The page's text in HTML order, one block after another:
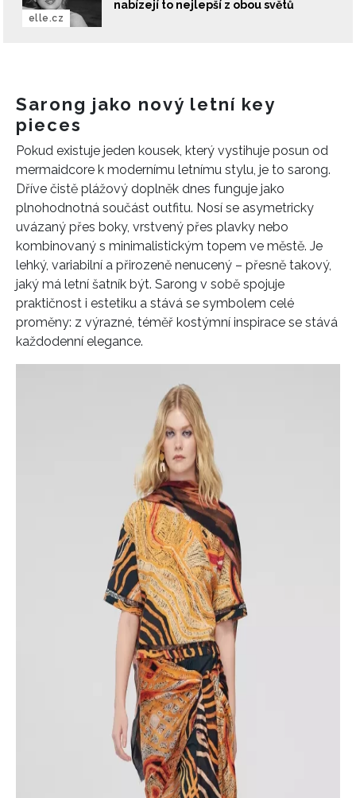
nabízejí to nejlepší z obou světů
elle.cz
Sarong jako nový letní key
pieces
Pokud existuje jeden kousek, který vystihuje posun od
mermaidcore k modernímu letnímu stylu, je to sarong.
Dříve čistě plážový doplněk dnes funguje jako
plnohodnotná součást outfitu. Nosí se asymetricky
uvázaný přes boky, vrstvený přes plavky nebo
kombinovaný s minimalistickým topem ve městě. Je
lehký, variabilní a přirozeně nenucený – přesně takový,
jaký má letní šatník být. Sarong v sobě spojuje
praktičnost i estetiku a stává se symbolem celé
proměny: z výrazné, téměř kostýmní inspirace se stává
každodenní elegance.